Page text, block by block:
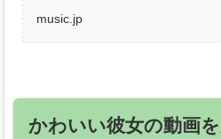
music.jp
かわいい彼女の動画